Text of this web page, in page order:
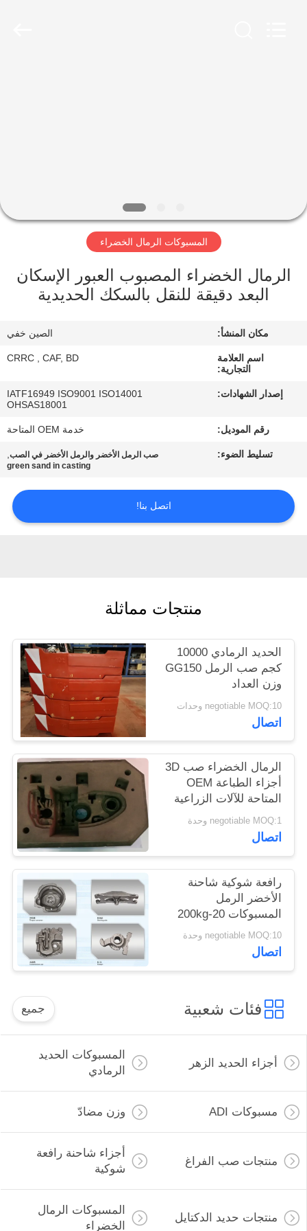
عنا
في
المعمل
مراقبة
الجودة
اطلب
PRIVACY
POLICY
المسبوكات الرمال الخضراء
الرمال الخضراء المصبوب العبور الإسكان
البعد دقيقة للنقل بالسكك الحديدية
مكان المنشأ: الصين خفي
اسم العلامة
التجارية:
CRRC , CAF, BD
إصدار الشهادات:
IATF16949 ISO9001 ISO14001
OHSAS18001
رقم الموديل: خدمة OEM المتاحة
تسليط الضوء: صب الرمل الأخضر والرمل الأخضر في الصب,
green sand in casting
اتصل بنا!
منتجات مماثلة
الحديد الرمادي 10000
كجم صب الرمل GG150
وزن العداد
negotiable MOQ:10 وحدات
اتصال
الرمال الخضراء صب 3D
أجزاء الطباعة OEM
المتاحة للآلات الزراعية
negotiable MOQ:1 وحدة
اتصال
رافعة شوكية شاحنة
الأخضر الرمل
المسبوكات 20-200kg
الوزن OEM الخدمة
المتاحة
negotiable MOQ:10 وحدة
اتصال
فئات شعبية جميع
أجزاء الحديد الزهر
المسبوكات الحديد
الرمادي
مسبوكات ADI وزن مضادّ
منتجات صب الفراغ
أجزاء شاحنة رافعة
شوكية
منتجات حديد الدكتايل
المسبوكات الرمال
الخضراء